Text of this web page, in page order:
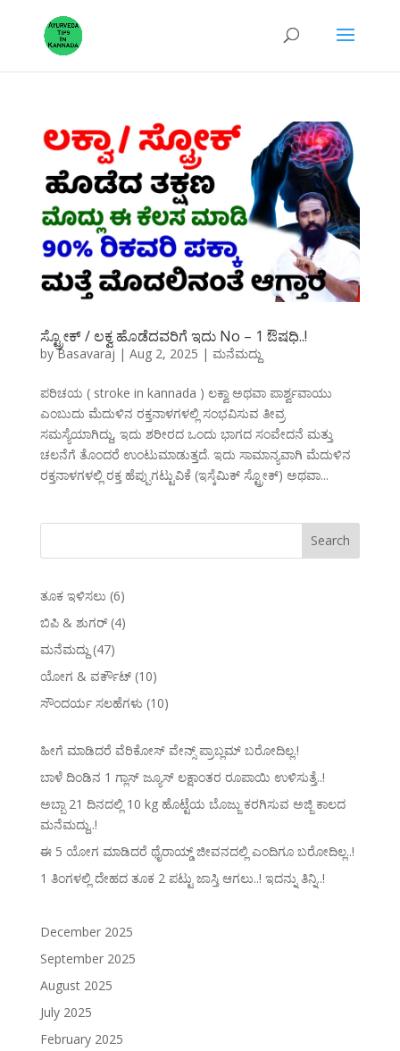
ಸ್ಟ್ರೋಕ್ / ಲಕ್ವ ಹೊಡೆದವರಿಗೆ ಇದು No – 1 ಔಷಧಿ..!
byBasavaraj | Aug 2, 2025 | ಮನೆಮದ್ದು
ಪರಿಚಯ ( stroke in kannada ) ಲಕ್ವಾ ಅಥವಾ ಪಾರ್ಶ್ವವಾಯು
ಎಂಬುದು ಮೆದುಳಿನ ರಕ್ತನಾಳಗಳಲ್ಲಿ ಸಂಭವಿಸುವ ತೀವ್ರ
ಸಮಸ್ಯೆಯಾಗಿದ್ದು, ಇದು ಶರೀರದ ಒಂದು ಭಾಗದ ಸಂವೇದನೆ ಮತ್ತು
ಚಲನೆಗೆ ತೊಂದರೆ ಉಂಟುಮಾಡುತ್ತದೆ. ಇದು ಸಾಮಾನ್ಯವಾಗಿ ಮೆದುಳಿನ
ರಕ್ತನಾಳಗಳಲ್ಲಿ ರಕ್ತ ಹೆಪ್ಪುಗಟ್ಟುವಿಕೆ (ಇಸ್ಕೆಮಿಕ್ ಸ್ಟ್ರೋಕ್) ಅಥವಾ...
ತೂಕ ಇಳಿಸಲು (6)
ಬಿಪಿ & ಶುಗರ್(4)
ಮನೆಮದ್ದು (47)
ಯೋಗ & ವರ್ಕೌಟ್(10)
ಸೌಂದರ್ಯ ಸಲಹೆಗಳು (10)
ಹೀಗೆ ಮಾಡಿದರೆ ವೆರಿಕೋಸ್‌ ವೇನ್ಸ್‌ ಪ್ರಾಬ್ಲಮ್‌ ಬರೋದಿಲ್ಲ.!
ಬಾಳೆ ದಿಂಡಿನ 1 ಗ್ಲಾಸ್ ಜ್ಯೂಸ್ ಲಕ್ಷಾಂತರ ರೂಪಾಯಿ ಉಳಿಸುತ್ತೆ..!
ಅಬ್ಬಾ 21 ದಿನದಲ್ಲಿ 10 kg ಹೊಟ್ಟೆಯ ಬೊಜ್ಜು ಕರಗಿಸುವ ಅಜ್ಜಿ ಕಾಲದ
ಮನೆಮದ್ದು..!
ಈ 5 ಯೋಗ ಮಾಡಿದರೆ ಥೈರಾಯ್ಡ್‌ ಜೀವನದಲ್ಲಿ ಎಂದಿಗೂ ಬರೋದಿಲ್ಲ..!
1 ತಿಂಗಳಲ್ಲಿ ದೇಹದ ತೂಕ 2 ಪಟ್ಟು ಜಾಸ್ತಿ ಆಗಲು..! ಇದನ್ನು ತಿನ್ನಿ..!
December 2025
September 2025
August 2025
July 2025
February 2025